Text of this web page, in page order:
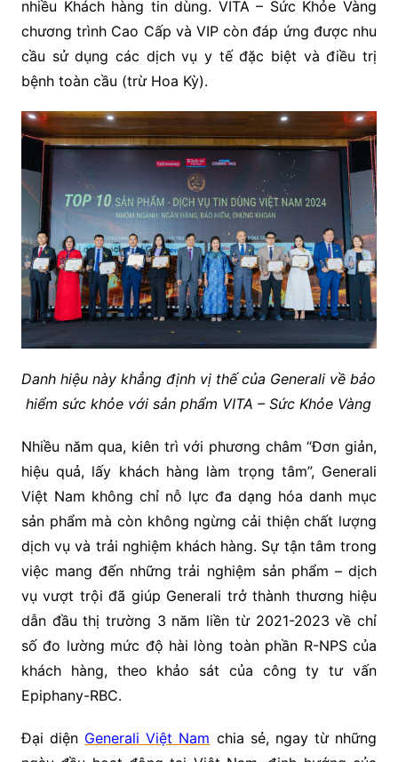
nhiều Khách hàng tin dùng. VITA – Sức Khỏe Vàng
chương trình Cao Cấp và VIP còn đáp ứng được nhu
cầu sử dụng các dịch vụ y tế đặc biệt và điều trị
bệnh toàn cầu (trừ Hoa Kỳ).
Danh hiệu này khẳng định vị thế của Generali về bảo
hiểm sức khỏe với sản phẩm VITA – Sức Khỏe Vàng
Nhiều năm qua, kiên trì với phương châm “Đơn giản,
hiệu quả, lấy khách hàng làm trọng tâm”, Generali
Việt Nam không chỉ nỗ lực đa dạng hóa danh mục
sản phẩm mà còn không ngừng cải thiện chất lượng
dịch vụ và trải nghiệm khách hàng. Sự tận tâm trong
việc mang đến những trải nghiệm sản phẩm – dịch
vụ vượt trội đã giúp Generali trở thành thương hiệu
dẫn đầu thị trường 3 năm liền từ 2021-2023 về chỉ
số đo lường mức độ hài lòng toàn phần R-NPS của
khách hàng, theo khảo sát của công ty tư vấn
Epiphany-RBC.
Đại diện Generali Việt Nam chia sẻ, ngay từ những